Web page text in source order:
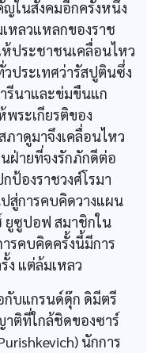
ในสังคมอีกครั้งหนึ่ง
หลวแหลกของราช
ประชาชนเคลื่อนไหว
ประเทศว่ารัสปูตินซึ่ง
รีนาและข่มขืนแก
ระเกียรติของ
ภาดูมาจึงเคลื่อนไหว
ฝ่ายที่จงรักภักดีต่อ
ป้องราชวงศ์โรมา
สู่การคบคิดวางแผน
ยูซูปอฟ สมาชิกใน
รคบคิดครั้งนี้มีการ
แต่ล้มเหลว
กับแกรนด์ดุ๊ก ดิมีตรี
าติที่ใกล้ชิดของซาร์
นักการ